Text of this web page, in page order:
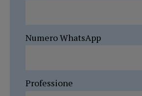
Numero WhatsApp
Professione